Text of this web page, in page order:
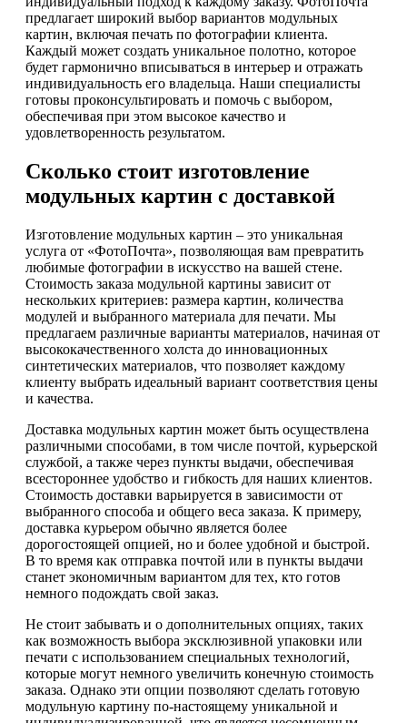
предлагает широкий выбор вариантов модульных
картин, включая печать по фотографии клиента.
Каждый может создать уникальное полотно, которое
будет гармонично вписываться в интерьер и отражать
индивидуальность его владельца. Наши специалисты
готовы проконсультировать и помочь с выбором,
обеспечивая при этом высокое качество и
удовлетворенность результатом.
Сколько стоит изготовление
модульных картин с доставкой
Изготовление модульных картин – это уникальная
услуга от «ФотоПочта», позволяющая вам превратить
любимые фотографии в искусство на вашей стене.
Стоимость заказа модульной картины зависит от
нескольких критериев: размера картин, количества
модулей и выбранного материала для печати. Мы
предлагаем различные варианты материалов, начиная от
высококачественного холста до инновационных
синтетических материалов, что позволяет каждому
клиенту выбрать идеальный вариант соответствия цены
и качества.
Доставка модульных картин может быть осуществлена
различными способами, в том числе почтой, курьерской
службой, а также через пункты выдачи, обеспечивая
всестороннее удобство и гибкость для наших клиентов.
Стоимость доставки варьируется в зависимости от
выбранного способа и общего веса заказа. К примеру,
доставка курьером обычно является более
дорогостоящей опцией, но и более удобной и быстрой.
В то время как отправка почтой или в пункты выдачи
станет экономичным вариантом для тех, кто готов
немного подождать свой заказ.
Не стоит забывать и о дополнительных опциях, таких
как возможность выбора эксклюзивной упаковки или
печати с использованием специальных технологий,
которые могут немного увеличить конечную стоимость
заказа. Однако эти опции позволяют сделать готовую
модульную картину по-настоящему уникальной и